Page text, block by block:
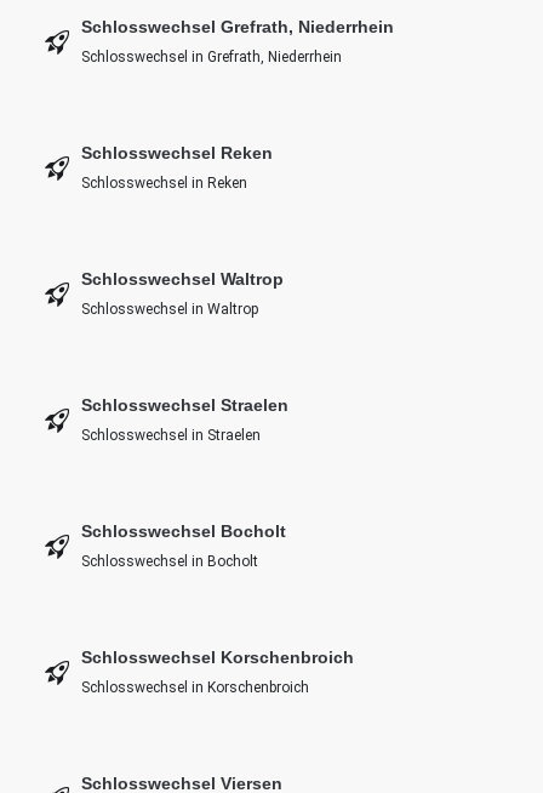
Schlosswechsel Grefrath, Niederrhein
Schlosswechsel in Grefrath, Niederrhein
Schlosswechsel Reken
Schlosswechsel in Reken
Schlosswechsel Waltrop
Schlosswechsel in Waltrop
Schlosswechsel Straelen
Schlosswechsel in Straelen
Schlosswechsel Bocholt
Schlosswechsel in Bocholt
Schlosswechsel Korschenbroich
Schlosswechsel in Korschenbroich
Schlosswechsel Viersen